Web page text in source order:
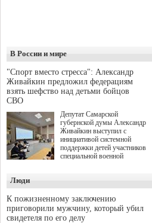
В России и мире
"Спорт вместо стресса": Александр
Живайкин предложил федерациям
взять шефство над детьми бойцов
СВО
Депутат Самарской
губернской думы Александр
Живайкин выступил с
инициативой системной
поддержки детей участников
специальной военной
"Помощь фронту и семьям
участников СВО", которая
прошла в Отрадном 7
августа.
Люди
К пожизненному заключению
приговорили мужчину, который убил
свидетеля по его делу